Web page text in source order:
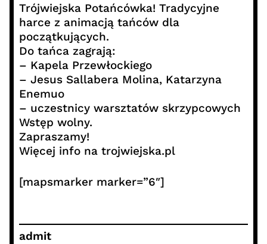
Trójwiejska Potańcówka! Tradycyjne
harce z animacją tańców dla
początkujących.
Do tańca zagrają:
– Kapela Przewłockiego
– Jesus Sallabera Molina, Katarzyna
Enemuo
– uczestnicy warsztatów skrzypcowych
Wstęp wolny.
Zapraszamy!
Więcej info na trojwiejska.pl
[mapsmarker marker=”6″]
admit